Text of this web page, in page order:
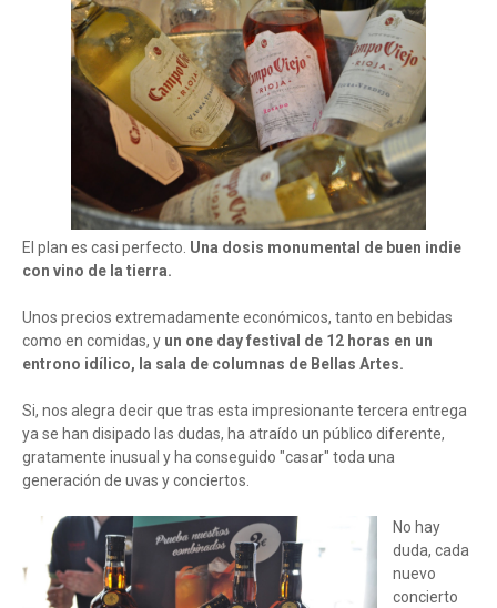
El plan es casi perfecto. Una dosis monumental de buen indie
con vino de la tierra.
Unos precios extremadamente económicos, tanto en bebidas
como en comidas, y un one day festival de 12 horas en un
entrono idílico, la sala de columnas de Bellas Artes.
Si, nos alegra decir que tras esta impresionante tercera entrega
ya se han disipado las dudas, ha atraído un público diferente,
gratamente inusual y ha conseguido "casar" toda una
generación de uvas y conciertos.
No hay
duda, cada
nuevo
concierto